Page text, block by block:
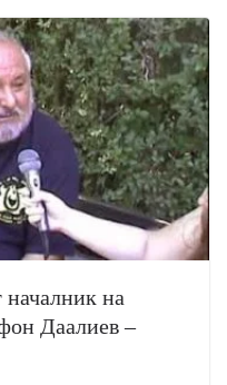
на
Даалиев –